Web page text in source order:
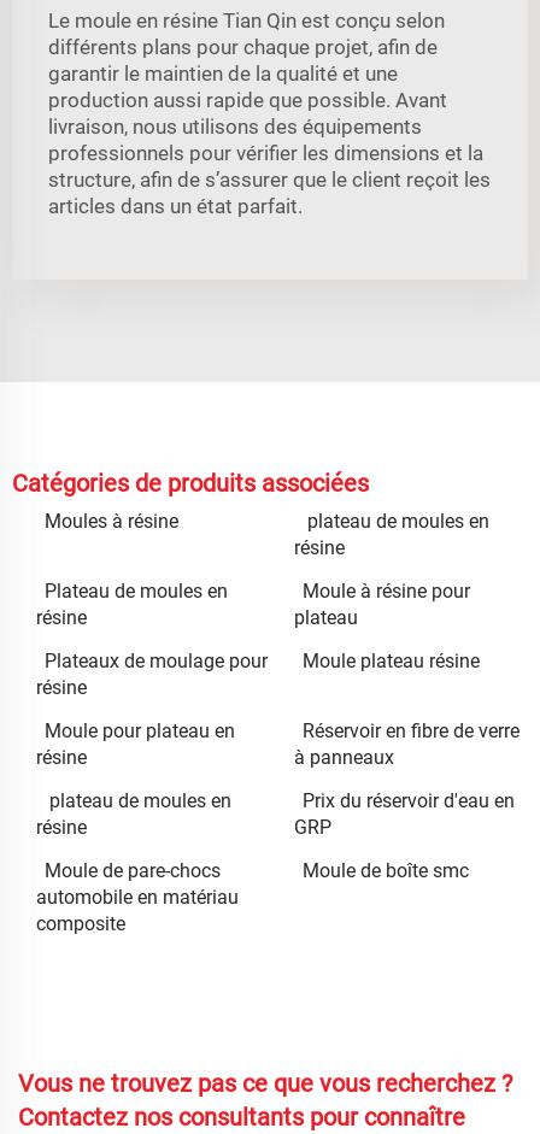
Le moule en résine Tian Qin est conçu selon
différents plans pour chaque projet, afin de
garantir le maintien de la qualité et une
production aussi rapide que possible. Avant
livraison, nous utilisons des équipements
professionnels pour vérifier les dimensions et la
structure, afin de s’assurer que le client reçoit les
articles dans un état parfait.
Catégories de produits associées
Moules à résine
plateau de moules en
résine
Plateau de moules en
résine
Moule à résine pour
plateau
Plateaux de moulage pour
résine
Moule plateau résine
Moule pour plateau en
résine
Réservoir en fibre de verre
à panneaux
plateau de moules en
résine
Prix du réservoir d'eau en
GRP
Moule de pare-chocs
automobile en matériau
composite
Moule de boîte smc
Vous ne trouvez pas ce que vous recherchez ?
Contactez nos consultants pour connaître